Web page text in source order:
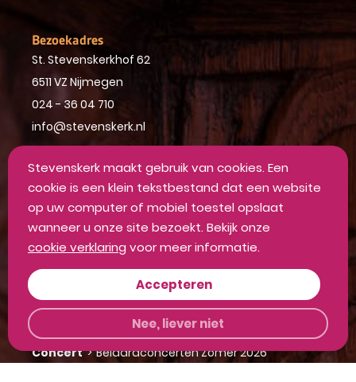
Bezoekadres
St. Stevenskerkhof 62
6511 VZ Nijmegen
024 - 36 04 710
info@stevenskerk.nl
Openingstijden vandaag
Geopend
10:00 - 17:00
Evenementen vandaag
Concert > Beiaardconcerten Zomer 2026
Stevenskerk maakt gebruik van cookies. Een
cookie is een klein tekstbestand dat een website
op uw computer of mobiel toestel opslaat
wanneer u onze site bezoekt. Bekijk onze
cookie verklaring voor meer informatie.
Accepteren
Nee, liever niet